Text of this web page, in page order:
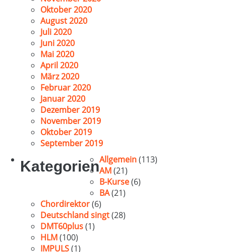
Oktober 2020
August 2020
Juli 2020
Juni 2020
Mai 2020
April 2020
März 2020
Februar 2020
Januar 2020
Dezember 2019
November 2019
Oktober 2019
September 2019
KategorienAllgemein(113)
AM(21)
B-Kurse(6)
BA(21)
Chordirektor(6)
Deutschland singt(28)
DMT60plus(1)
HLM(100)
IMPULS(1)